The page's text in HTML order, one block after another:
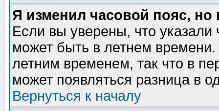
Я изменил часовой пояс,
Если вы уверены, что указали
может быть в летнем
летним временем, так что в
может появляться разница в
Вернуться к началу